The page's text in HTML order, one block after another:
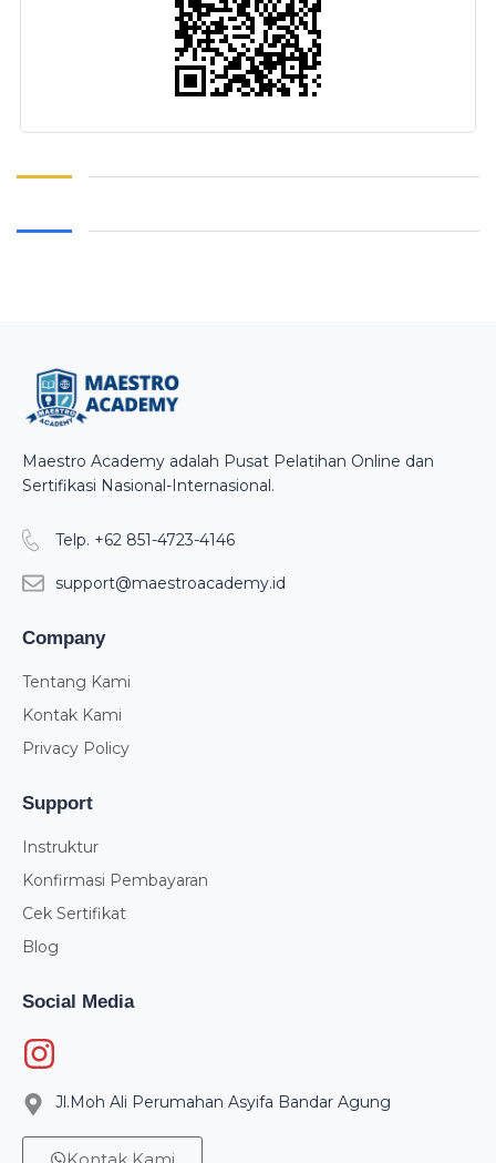
Maestro Academy adalah Pusat Pelatihan Online dan
Sertifikasi Nasional-Internasional.
Telp. +62 851-4723-4146
support@maestroacademy.id
Company
Tentang Kami
Kontak Kami
Privacy Policy
Support
Instruktur
Konfirmasi Pembayaran
Cek Sertifikat
Blog
Social Media
Jl.Moh Ali Perumahan Asyifa Bandar Agung